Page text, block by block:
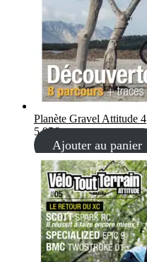
Planète Gravel Attitude 4
5,95€
Ajouter au panier